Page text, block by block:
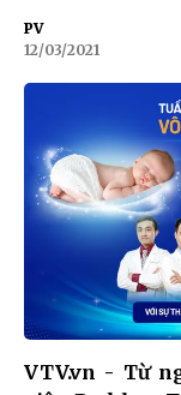
PV
12/03/2021
VTV.vn - Từ